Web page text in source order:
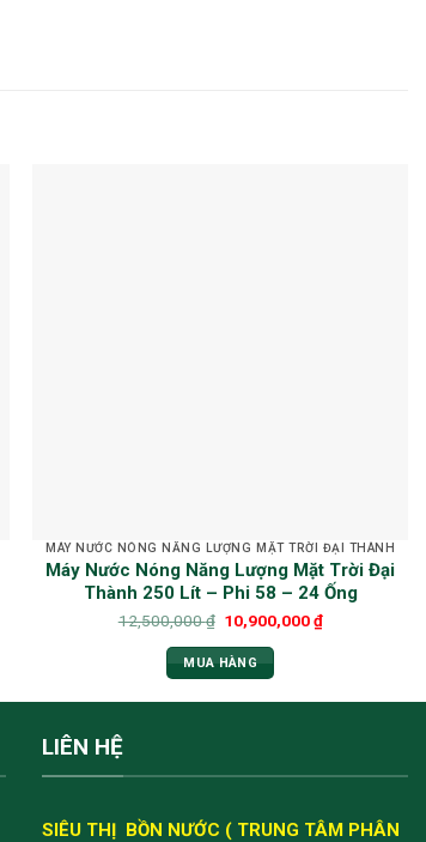
MÁY NƯỚC NÓNG NĂNG LƯỢNG MẶT TRỜI ĐẠI THÀNH
Máy Nước Nóng Năng Lượng Mặt Trời Đại
Thành 250 Lít – Phi 58 – 24 Ống
12,500,000₫ 10,900,000₫
MUA HÀNG
LIÊN HỆ
SIÊU THỊ BỒN NƯỚC ( TRUNG TÂM PHÂN